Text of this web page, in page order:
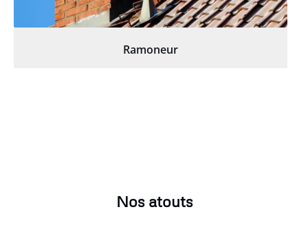
Ramoneur
Nos atouts